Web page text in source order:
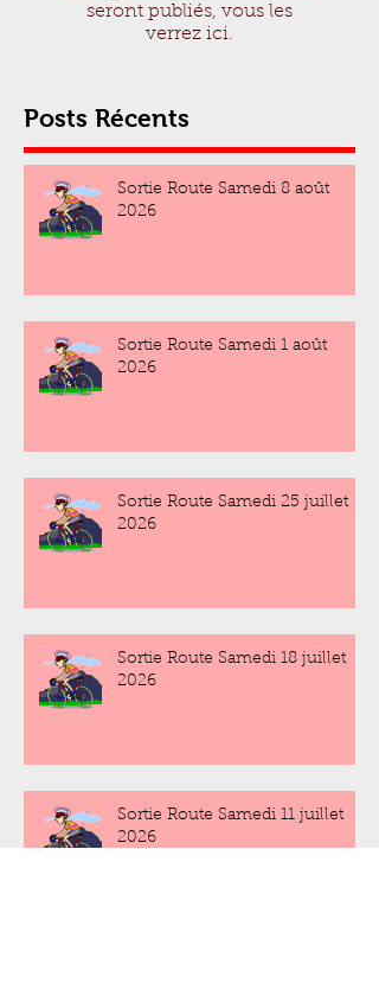
seront publiés, vous les
verrez ici.
Posts Récents
Sortie Route Samedi 8 août
2026
Sortie Route Samedi 1 août
2026
Sortie Route Samedi 25 juillet
2026
Sortie Route Samedi 18 juillet
2026
Sortie Route Samedi 11 juillet
2026